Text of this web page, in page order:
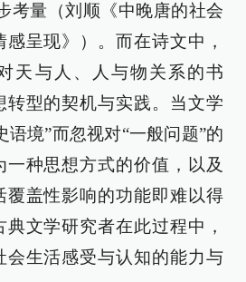
考量（刘顺《中晚唐的社会
呈现》）。而在诗文中，
天与人、人与物关系的书
转型的契机与实践。当文学
语境”而忽视对“一般问题”的
一种思想方式的价值，以及
覆盖性影响的功能即难以得
文学研究者在此过程中，
会生活感受与认知的能力与